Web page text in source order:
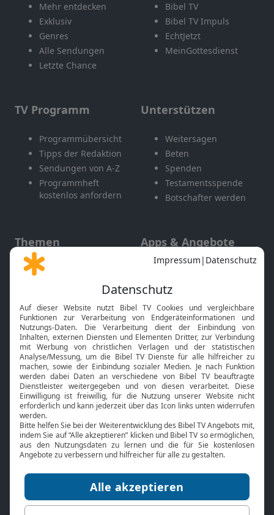
Mehr entdecken
Exklusiv
Genres
Alle Sendungen
Letzte Chance
Bibel TV
Bibel TV Impuls
EchtJetzt
MeinGottesdienst
TV Programm
Programmübersicht
Tipps der Redaktion
Sendungen von A-Z
Programmheft
kostenlos anfordern
Unterstützen
Weitersagen
Beten
Spenden
Testamentsspende
Botschafter werden
Themen
Gott und Bibel erklärt
Neuigkeiten
Apps & Angebote
Mobile App
Smart TV
HbbTV
Bibelthek Online-Bibel
Nächster Gottesdienst
Bibel TV
Über uns
Jobs
Mediadaten
Service
Kontakt
TV-Empfang